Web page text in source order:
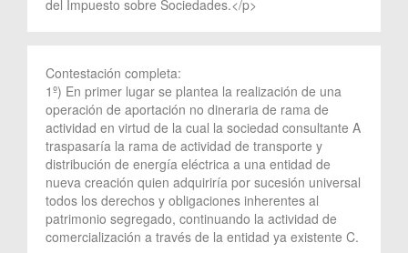
del Impuesto sobre Sociedades.</p>
Contestación completa:
1º) En primer lugar se plantea la realización de una
operación de aportación no dineraria de rama de
actividad en virtud de la cual la sociedad consultante A
traspasaría la rama de actividad de transporte y
distribución de energía eléctrica a una entidad de
nueva creación quien adquiriría por sucesión universal
todos los derechos y obligaciones inherentes al
patrimonio segregado, continuando la actividad de
comercialización a través de la entidad ya existente C.